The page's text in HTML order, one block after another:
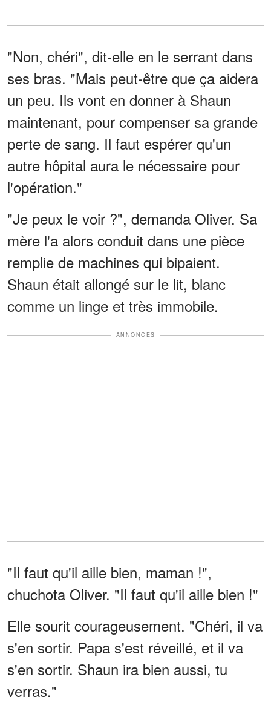
"Non, chéri", dit-elle en le serrant dans
ses bras. "Mais peut-être que ça aidera
un peu. Ils vont en donner à Shaun
maintenant, pour compenser sa grande
perte de sang. Il faut espérer qu'un
autre hôpital aura le nécessaire pour
l'opération."
"Je peux le voir ?", demanda Oliver. Sa
mère l'a alors conduit dans une pièce
remplie de machines qui bipaient.
Shaun était allongé sur le lit, blanc
comme un linge et très immobile.
ANNONCES
"Il faut qu'il aille bien, maman !",
chuchota Oliver. "Il faut qu'il aille bien !"
Elle sourit courageusement. "Chéri, il va
s'en sortir. Papa s'est réveillé, et il va
s'en sortir. Shaun ira bien aussi, tu
verras."